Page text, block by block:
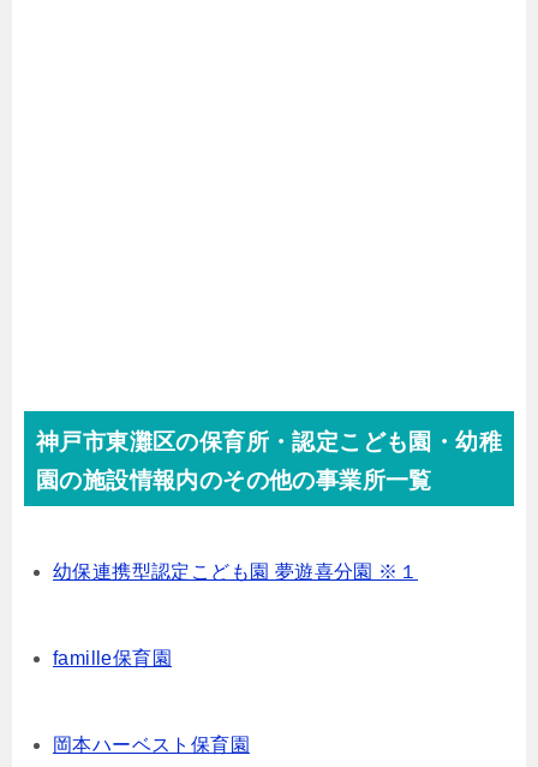
神戸市東灘区の保育所・認定こども園・幼稚
園の施設情報内のその他の事業所一覧
幼保連携型認定こども園 夢遊喜分園 ※１
famille保育園
岡本ハーベスト保育園